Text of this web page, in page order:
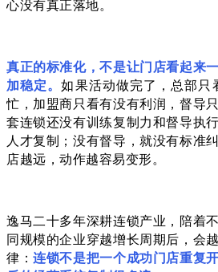
心没有真正落地。
真正的标准化，不是让门店看起来
加稳定。如果活动做完了，总部只
忙，加盟商只看有没有利润，督导
套连锁还没有训练复制力和督导执
人才复制；没有督导，就没有标准
店越远，动作越容易变形。
逸马二十多年深耕连锁产业，陪着
同规模的企业穿越增长周期后，会
律：连锁不是把一个成功门店重复